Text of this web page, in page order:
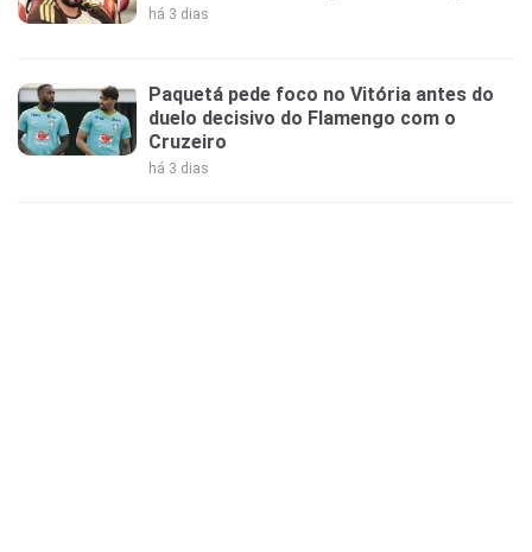
há 3 dias
Paquetá pede foco no Vitória antes do
duelo decisivo do Flamengo com o
Cruzeiro
há 3 dias